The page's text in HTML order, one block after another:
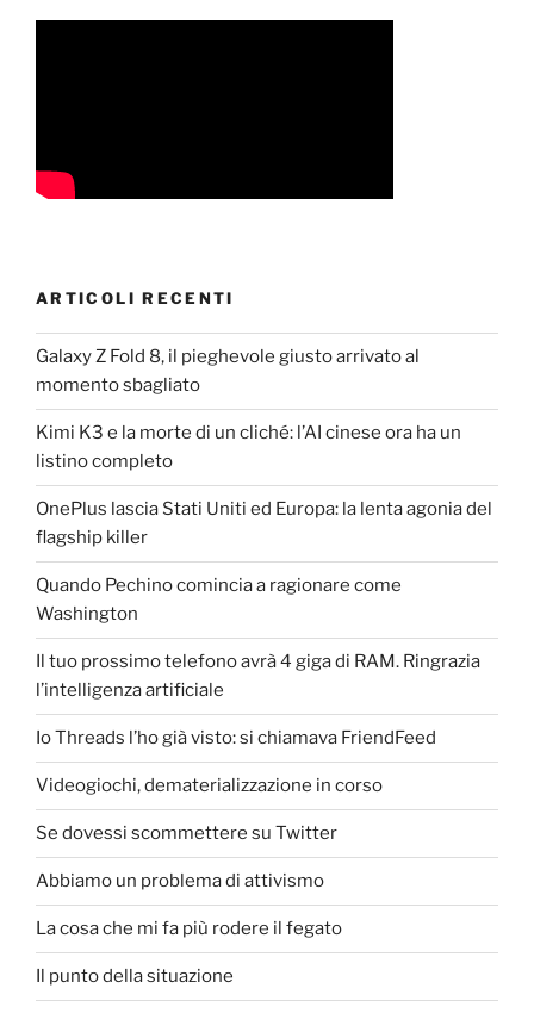
ARTICOLI RECENTI
Galaxy Z Fold 8, il pieghevole giusto arrivato al
momento sbagliato
Kimi K3 e la morte di un cliché: l’AI cinese ora ha un
listino completo
OnePlus lascia Stati Uniti ed Europa: la lenta agonia del
flagship killer
Quando Pechino comincia a ragionare come
Washington
Il tuo prossimo telefono avrà 4 giga di RAM. Ringrazia
l’intelligenza artificiale
Io Threads l’ho già visto: si chiamava FriendFeed
Videogiochi, dematerializzazione in corso
Se dovessi scommettere su Twitter
Abbiamo un problema di attivismo
La cosa che mi fa più rodere il fegato
Il punto della situazione